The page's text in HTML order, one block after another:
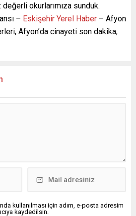
okurlarımıza sunduk.
– Eskişehir Yerel Haber – Afyon
Afyon’da cinayeti son dakika,
kullanılması için adım, e-posta adresim
kaydedilsin.